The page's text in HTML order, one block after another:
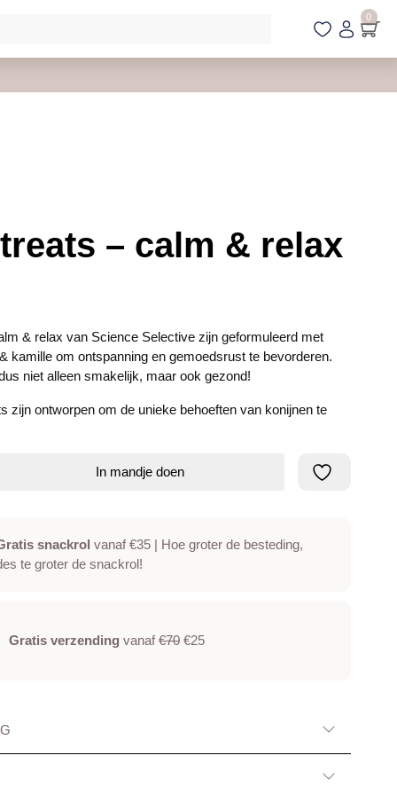
0
– calm & relax
& relax van Science Selective zijn geformuleerd met
kamille om ontspanning en gemoedsrust te bevorderen.
niet alleen smakelijk, maar ook gezond!
zijn ontworpen om de unieke behoeften van konijnen te
In mandje doen
snackrol vanaf €35 | Hoe groter de besteding,
te groter de snackrol!
Gratis verzending vanaf€70 €25